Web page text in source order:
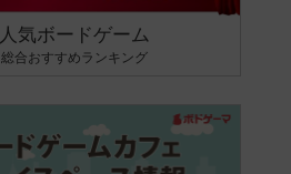
人気ボードゲーム
総合おすすめランキング